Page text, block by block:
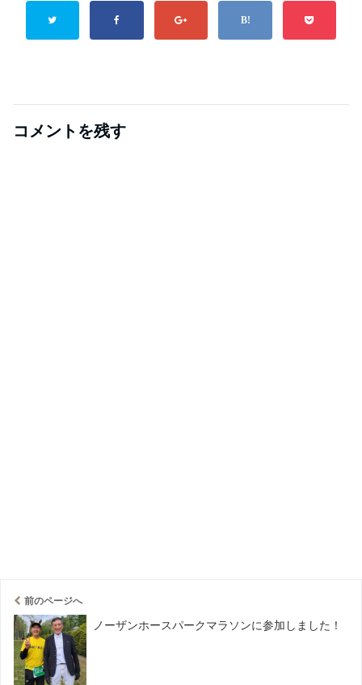
コメントを残す
前のページへ
ノーザンホースパークマラソンに参加しました！